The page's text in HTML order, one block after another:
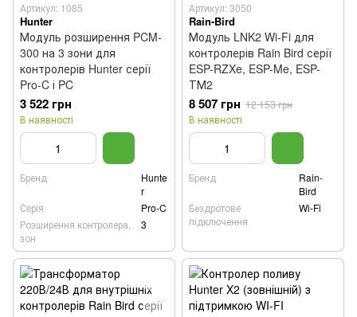
Артикул: 1085
Hunter
Модуль розширення PCM-
300 на 3 зони для
контролерів Hunter серії
Pro-C і PC
3 522 грн
В наявності
Бренд
Hunte
r
Серія
Pro-C
Розширення контролера,
зон
3
Артикул: 3050
Rain-Bird
Модуль LNK2 Wi-Fi для
контролерів Rain Bird серії
ESP-RZXe, ESP-Me, ESP-
ТМ2
8 507 грн 12 153 грн
В наявності
Бренд
Rain-
Bird
Бездротове
підключення
Wi-Fi